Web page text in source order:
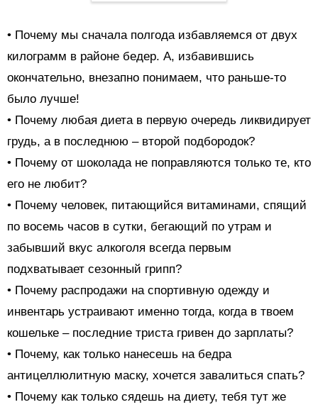
• Почему мы сначала полгода избавляемся от двух
килограмм в районе бедер. А, избавившись
окончательно, внезапно понимаем, что раньше-то
было лучше!
• Почему любая диета в первую очередь ликвидирует
грудь, а в последнюю – второй подбородок?
• Почему от шоколада не поправляются только те, кто
его не любит?
• Почему человек, питающийся витаминами, спящий
по восемь часов в сутки, бегающий по утрам и
забывший вкус алкоголя всегда первым
подхватывает сезонный грипп?
• Почему распродажи на спортивную одежду и
инвентарь устраивают именно тогда, когда в твоем
кошельке – последние триста гривен до зарплаты?
• Почему, как только нанесешь на бедра
антицеллюлитную маску, хочется завалиться спать?
• Почему как только сядешь на диету, тебя тут же